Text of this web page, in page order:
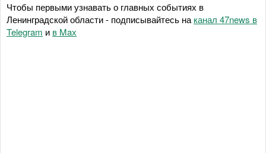
Чтобы первыми узнавать о главных событиях в
Ленинградской области - подписывайтесь на канал 47news в
Telegram и в Maх